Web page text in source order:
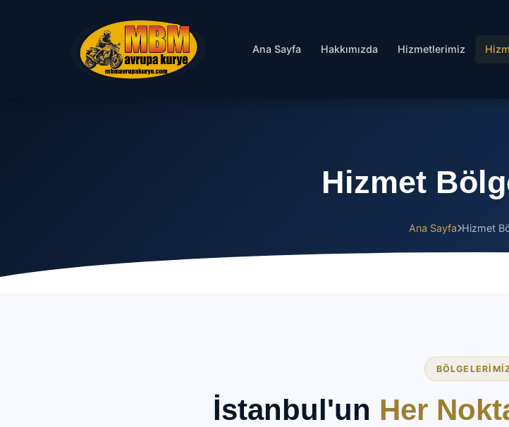
Ana Sayfa Hakkımızda Hizmetlerimiz
Hizmet
Ana Sayfa Hizmet
İstanbul'un Her